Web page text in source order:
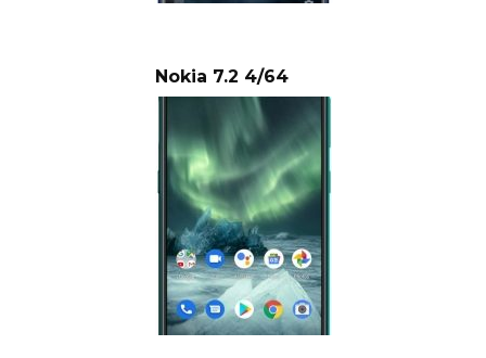
Nokia 7.2 4/64